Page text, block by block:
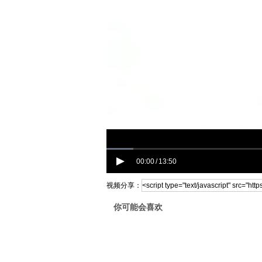
00:00/ 13:50
视频分享：
你可能会喜欢